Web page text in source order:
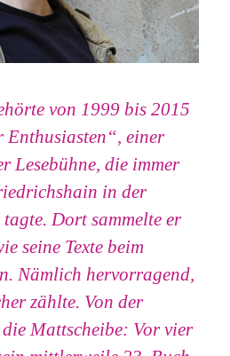
von 1999 bis 2015
Enthusiasten“, einer
Lesebühne, die immer
in der
Dort sammelte er
seine Texte beim
Nämlich hervorragend,
zählte. Von der
Mattscheibe: Vor vier